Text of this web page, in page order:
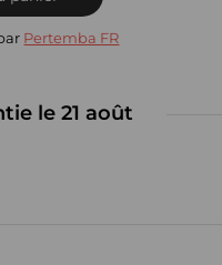
Pertemba FR
le 21 août